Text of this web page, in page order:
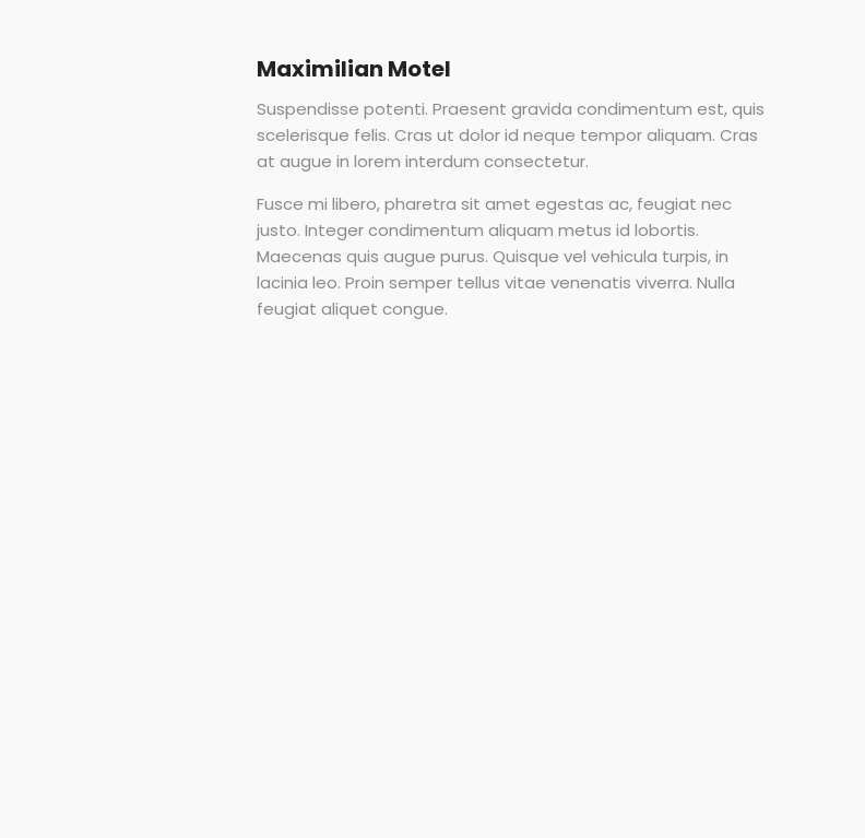
Maximilian Motel
Suspendisse potenti. Praesent gravida condimentum est, quis
scelerisque felis. Cras ut dolor id neque tempor aliquam. Cras
at augue in lorem interdum consectetur.
Fusce mi libero, pharetra sit amet egestas ac, feugiat nec
justo. Integer condimentum aliquam metus id lobortis.
Maecenas quis augue purus. Quisque vel vehicula turpis, in
lacinia leo. Proin semper tellus vitae venenatis viverra. Nulla
feugiat aliquet congue.